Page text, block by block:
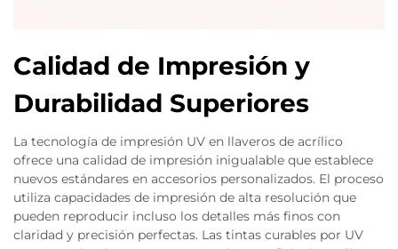
Calidad de Impresión y
Durabilidad Superiores
La tecnología de impresión UV en llaveros de acrílico
ofrece una calidad de impresión inigualable que establece
nuevos estándares en accesorios personalizados. El proceso
utiliza capacidades de impresión de alta resolución que
pueden reproducir incluso los detalles más finos con
claridad y precisión perfectas. Las tintas curables por UV